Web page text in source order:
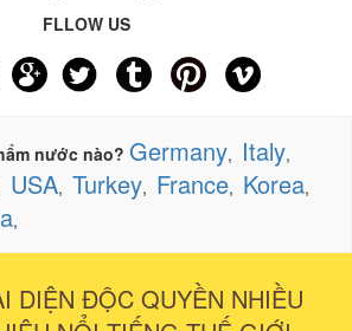
FLLOW US
nước nào? Germany, Italy,
USA, Turkey, France, Korea,
,
DIỆN ĐỘC QUYỀN NHIỀU